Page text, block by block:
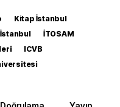
Kitap İstanbul
İstanbul
İTOSAM
ICVB